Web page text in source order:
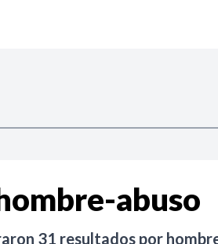
abuso
31 resultados por